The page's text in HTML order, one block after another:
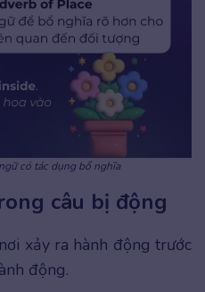
có tác dụng bổ nghĩa
câu bị động
xảy ra hành động trước
động.